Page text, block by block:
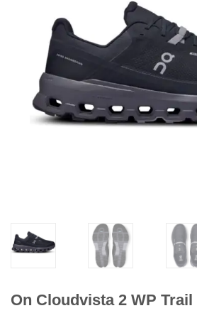
On Cloudvista 2 WP Trail